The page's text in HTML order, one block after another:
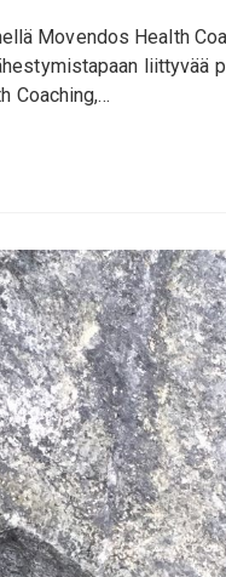
Movendos Health
liittyvää
Coaching,…